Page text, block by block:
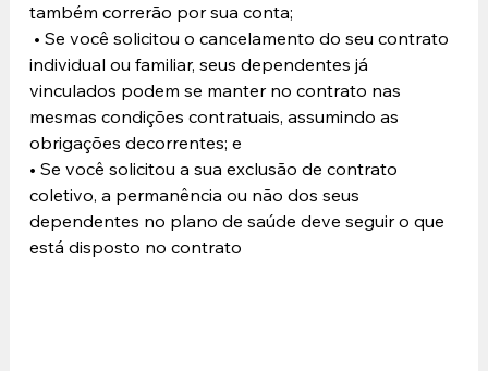
também correrão por sua conta;
individual ou familiar, seus dependentes já
vinculados podem se manter no contrato nas
mesmas condições contratuais, assumindo as
obrigações decorrentes; e
• Se você solicitou a sua exclusão de contrato
coletivo, a permanência ou não dos seus
dependentes no plano de saúde deve seguir o que
está disposto no contrato